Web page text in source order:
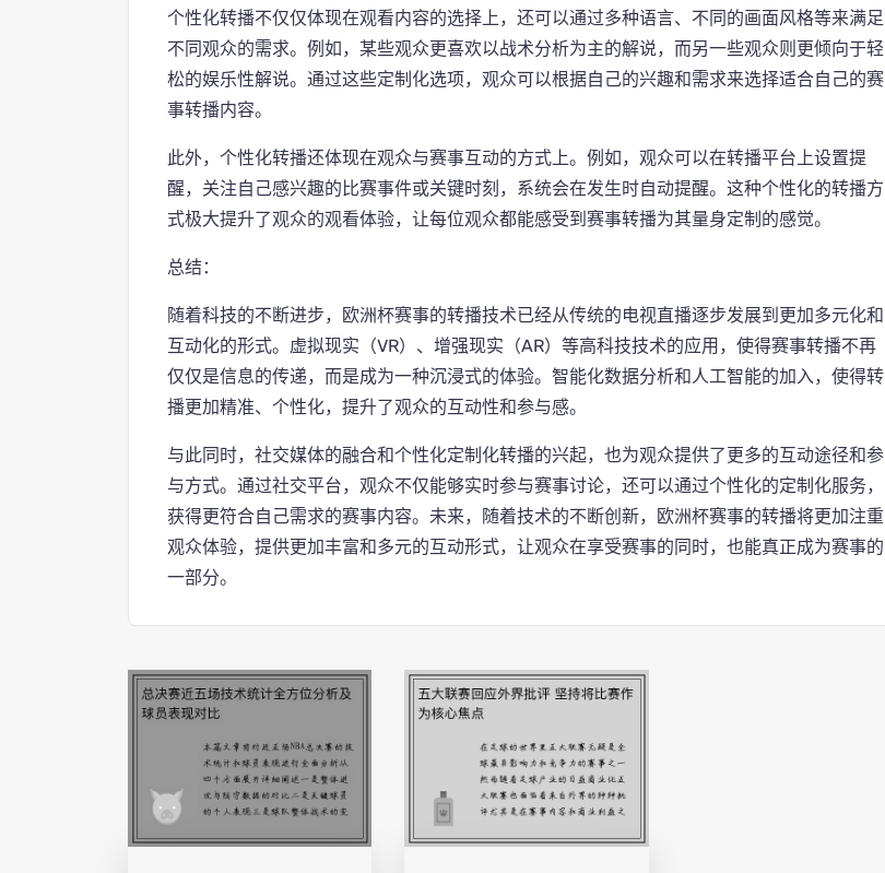
个性化转播不仅仅体现在观看内容的选择上，还可以通过多种语言、不同的画面风格等来满足
不同观众的需求。例如，某些观众更喜欢以战术分析为主的解说，而另一些观众则更倾向于轻
松的娱乐性解说。通过这些定制化选项，观众可以根据自己的兴趣和需求来选择适合自己的赛
事转播内容。
此外，个性化转播还体现在观众与赛事互动的方式上。例如，观众可以在转播平台上设置提
醒，关注自己感兴趣的比赛事件或关键时刻，系统会在发生时自动提醒。这种个性化的转播方
式极大提升了观众的观看体验，让每位观众都能感受到赛事转播为其量身定制的感觉。
总结：
随着科技的不断进步，欧洲杯赛事的转播技术已经从传统的电视直播逐步发展到更加多元化和
互动化的形式。虚拟现实（VR）、增强现实（AR）等高科技技术的应用，使得赛事转播不再
仅仅是信息的传递，而是成为一种沉浸式的体验。智能化数据分析和人工智能的加入，使得转
播更加精准、个性化，提升了观众的互动性和参与感。
与此同时，社交媒体的融合和个性化定制化转播的兴起，也为观众提供了更多的互动途径和参
与方式。通过社交平台，观众不仅能够实时参与赛事讨论，还可以通过个性化的定制化服务，
获得更符合自己需求的赛事内容。未来，随着技术的不断创新，欧洲杯赛事的转播将更加注重
观众体验，提供更加丰富和多元的互动形式，让观众在享受赛事的同时，也能真正成为赛事的
一部分。